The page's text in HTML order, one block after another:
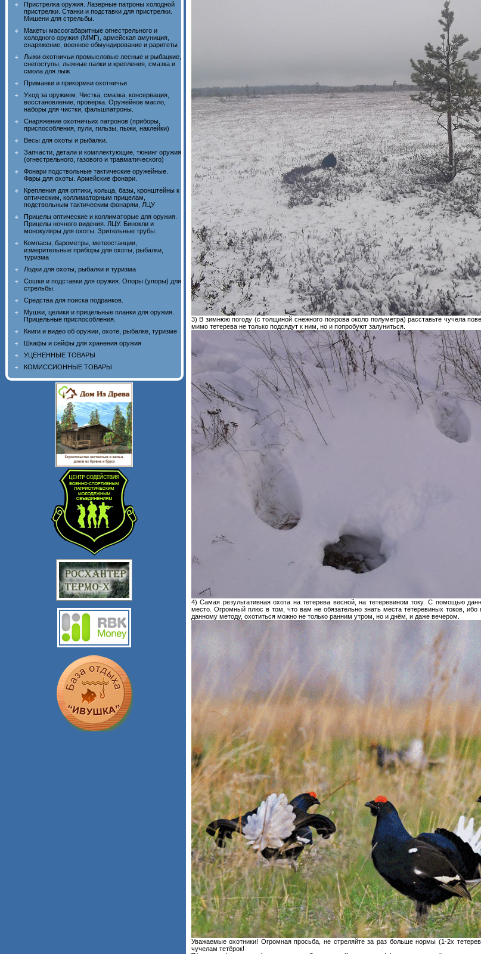
Пристрелка оружия. Лазерные патроны холодной
пристрелки. Станки и подставки для пристрелки.
Мишени для стрельбы.
Макеты массогабаритные огнестрельного и
холодного оружия (ММГ), армейская амуниция,
снаряжение, военное обмундирование и раритеты
Лыжи охотничьи промысловые лесные и рыбацкие,
снегоступы, лыжные палки и крепления, смазка и
смола для лыж
Приманки и прикормки охотничьи
Уход за оружием. Чистка, смазка, консервация,
восстановление, проверка. Оружейное масло,
наборы для чистки, фальшпатроны.
Снаряжение охотничьих патронов (приборы,
приспособления, пули, гильзы, пыжи, наклейки)
Весы для охоты и рыбалки.
Запчасти, детали и комплектующие, тюнинг оружия
(огнестрельного, газового и травматического)
Фонари подствольные тактические оружейные.
Фары для охоты. Армейские фонари.
Крепления для оптики, кольца, базы, кронштейны к
оптическим, коллиматорным прицелам,
подствольным тактическим фонарям, ЛЦУ
Прицелы оптические и коллиматорые для оружия.
Прицелы ночного видения. ЛЦУ. Бинокли и
монокуляры для охоты. Зрительные трубы.
Компасы, барометры, метеостанции,
измерительные приборы для охоты, рыбалки,
туризма
Лодки для охоты, рыбалки и туризма
Сошки и подставки для оружия. Опоры (упоры) для
стрельбы.
Средства для поиска подранков.
Мушки, целики и прицельные планки для оружия.
Прицельные приспособления.
Книги и видео об оружии, охоте, рыбалке, туризме
Шкафы и сейфы для хранения оружия
УЦЕНЕННЫЕ ТОВАРЫ
КОМИССИОННЫЕ ТОВАРЫ
3) В зимнюю погоду (с толщиной снежного покрова около полуметра) расставьте чучела
мимо тетерева не только подсядут к ним, но и попробуют залуниться.
4) Самая результативная охота на тетерева весной, на тетеревином току. С помощью
место. Огромный плюс в том, что вам не обязательно знать места тетеревиных токов,
данному методу, охотиться можно не только ранним утром, но и днём, и даже вечером.
Уважаемые охотники! Огромная просьба, не стреляйте за раз больше нормы (1-2х
чучелам тетёрок!